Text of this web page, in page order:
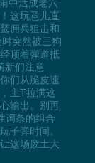
中活成老六
这玩意儿直
佣兵狙击和
突然被三狗
顶着弹道抵
新们注意
们从脆皮速
主T拉满这
输出。别再
词条的组合
子弹时间。
这场废土大